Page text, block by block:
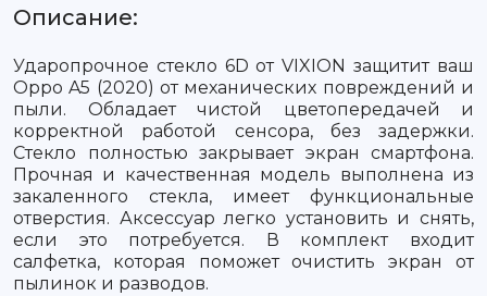
Описание:
Ударопрочное стекло 6D от VIXION защитит ваш
Oppo A5 (2020) от механических повреждений и
пыли. Обладает чистой цветопередачей и
корректной работой сенсора, без задержки.
Стекло полностью закрывает экран смартфона.
Прочная и качественная модель выполнена из
закаленного стекла, имеет функциональные
отверстия. Аксессуар легко установить и снять,
если это потребуется. В комплект входит
салфетка, которая поможет очистить экран от
пылинок и разводов.